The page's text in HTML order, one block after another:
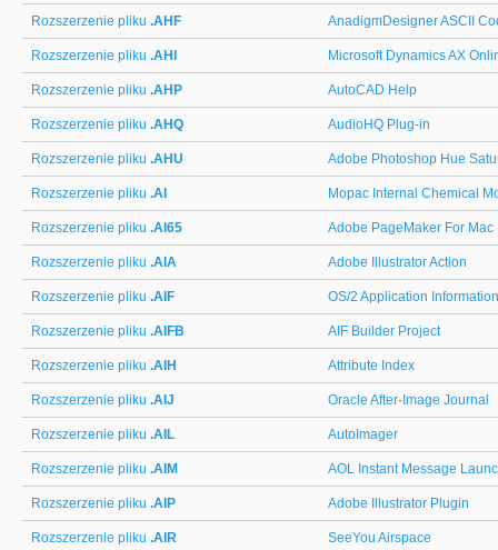
Rozszerzenie pliku .AHF AnadigmDesigner ASCII
Rozszerzenie pliku .AHI Microsoft Dynamics AX
Rozszerzenie pliku .AHP AutoCAD Help
Rozszerzenie pliku .AHQ AudioHQ Plug-in
Rozszerzenie pliku .AHU Adobe Photoshop Hue
Rozszerzenie pliku .AI Mopac Internal Chemical
Rozszerzenie pliku .AI65 Adobe PageMaker For Mac
Rozszerzenie pliku .AIA Adobe Illustrator Action
Rozszerzenie pliku .AIF OS/2 Application Information
Rozszerzenie pliku .AIFB AIF Builder Project
Rozszerzenie pliku .AIH Attribute Index
Rozszerzenie pliku .AIJ Oracle After-Image Journal
Rozszerzenie pliku .AIL AutoImager
Rozszerzenie pliku .AIM AOL Instant Message
Rozszerzenie pliku .AIP Adobe Illustrator Plugin
Rozszerzenie pliku .AIR SeeYou Airspace